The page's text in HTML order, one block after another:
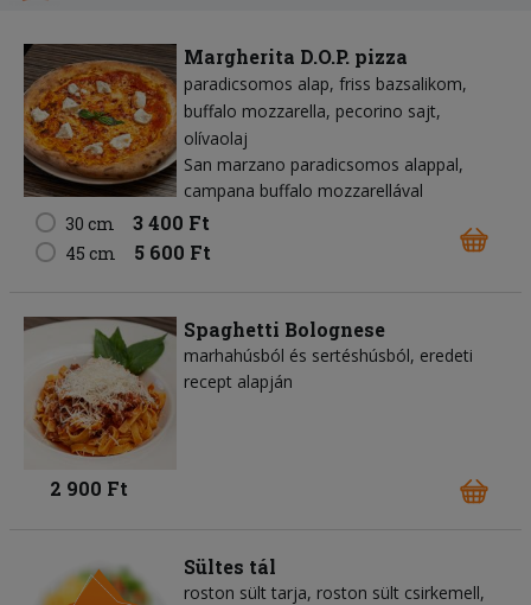
Margherita D.O.P. pizza
paradicsomos alap friss bazsalikom
buffalo mozzarella pecorino sajt
olívaolaj
San marzano paradicsomos alappal,
campana buffalo mozzarellával
30 cm
3 400 Ft
45 cm 5 600 Ft
Spaghetti Bolognese
marhahúsból és sertéshúsból, eredeti
recept alapján
2 900 Ft
Sültes tál
roston sült tarja, roston sült csirkemell,